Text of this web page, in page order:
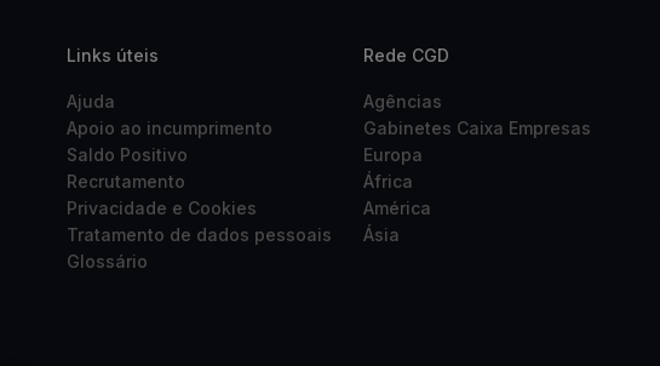
Links úteis
Ajuda
Apoio ao incumprimento
Saldo Positivo
Recrutamento
Privacidade e Cookies
Tratamento de dados pessoais
Glossário
Rede CGD
Agências
Gabinetes Caixa Empresas
Europa
África
América
Ásia